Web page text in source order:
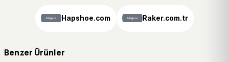
Hapshoe.com Raker.com.tr
Benzer Ürünler